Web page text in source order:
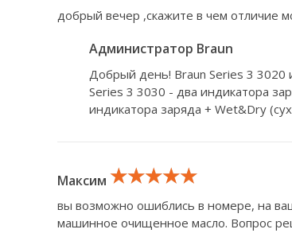
добрый вечер ,скажите в чем отличие
Администратор Braun
Добрый день! Braun Series 3 3020
Series 3 3030 - два индикатора
индикатора заряда + Wet&Dry
Максим ★★★★★
★★★★★
★★★★★
вы возможно ошиблись в номере, на
машинное очищенное масло. Вопрос